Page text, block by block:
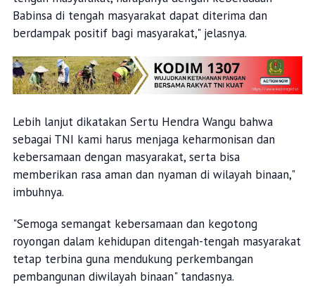
Babinsa di tengah masyarakat dapat diterima dan
berdampak positif bagi masyarakat," jelasnya.
Lebih lanjut dikatakan Sertu Hendra Wangu bahwa
sebagai TNI kami harus menjaga keharmonisan dan
kebersamaan dengan masyarakat, serta bisa
memberikan rasa aman dan nyaman di wilayah binaan,"
imbuhnya.
"Semoga semangat kebersamaan dan kegotong
royongan dalam kehidupan ditengah-tengah masyarakat
tetap terbina guna mendukung perkembangan
pembangunan diwilayah binaan" tandasnya.